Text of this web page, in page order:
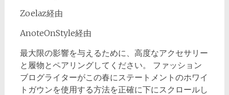
Zoelaz経由
AnoteOnStyle経由
最大限の影響を与えるために、高度なアクセサリー
と履物とペアリングしてください。 ファッション
ブログライターがこの春にステートメントのホワイ
トガウンを使用する方法を正確に下にスクロールし